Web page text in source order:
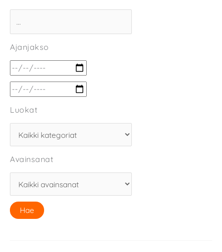
Ajanjakso
Luokat
Avainsanat